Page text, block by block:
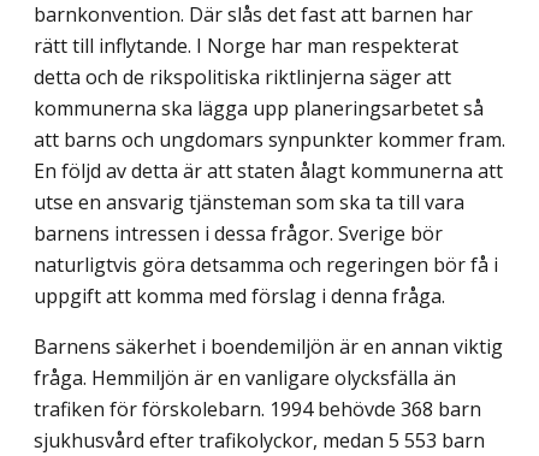
barnkonvention. Där slås det fast att barnen har
rätt till inflytande. I Norge har man respekterat
detta och de rikspolitiska riktlinjerna säger att
kommunerna ska lägga upp plane­ringsarbetet så
att barns och ungdomars synpunkter kommer fram.
En följd av detta är att staten ålagt kommunerna att
utse en ansvarig tjänsteman som ska ta till vara
barnens intressen i dessa frågor. Sverige bör
naturligtvis göra detsamma och regeringen bör få i
uppgift att komma med förslag i denna fråga.
Barnens säkerhet i boendemiljön är en annan viktig
fråga. Hemmiljön är en vanligare olycksfälla än
trafiken för förskolebarn. 1994 behövde 368 barn
sjukhusvård efter trafik­olyckor, medan 5 553 barn